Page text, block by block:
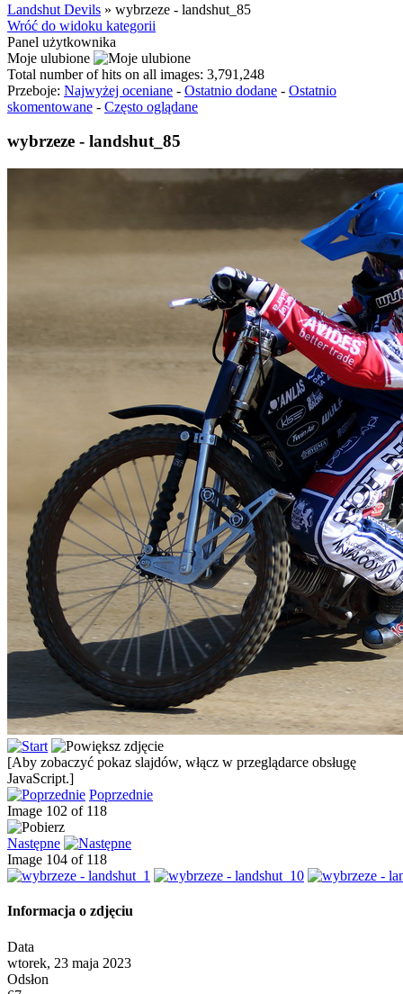
Landshut Devils » wybrzeze - landshut_85
Wróć do widoku kategorii
Panel użytkownika
Moje ulubione
Total number of hits on all images: 3,791,248
Przeboje: Najwyżej oceniane - Ostatnio dodane - Ostatnio
skomentowane - Często oglądane
wybrzeze - landshut_85
[Aby zobaczyć pokaz slajdów, włącz w przeglądarce obsługę
JavaScript.]
Poprzednie
Image 102 of 118
Następne
Image 104 of 118
Informacja o zdjęciu
Data
wtorek, 23 maja 2023
Odsłon